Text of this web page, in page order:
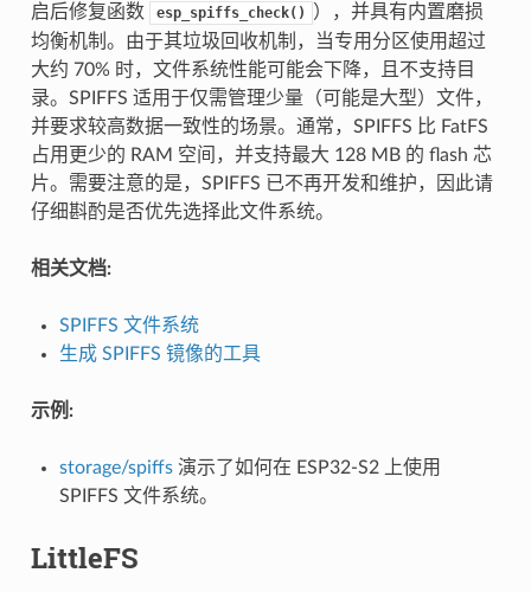
启后修复函数
esp_spiffs_check()
），并具有内置磨损
均衡机制。由于其垃圾回收机制，当专用分区使用超过
大约 70% 时，文件系统性能可能会下降，且不支持目
录。SPIFFS 适用于仅需管理少量（可能是大型）文件，
并要求较高数据一致性的场景。通常，SPIFFS 比 FatFS
占用更少的 RAM 空间，并支持最大 128 MB 的 flash 芯
片。需要注意的是，SPIFFS 已不再开发和维护，因此请
仔细斟酌是否优先选择此文件系统。
相关文档:
SPIFFS 文件系统
生成 SPIFFS 镜像的工具
示例:
storage/spiffs演示了如何在 ESP32-S2 上使用
SPIFFS 文件系统。
LittleFS